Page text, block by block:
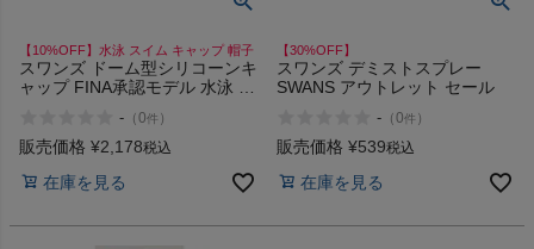
インフィット INFIT
サックス SAXX
【10%OFF】水泳 スイム キャップ 帽子
スワンズ ドーム型シリコーンキ
ャップ FINA承認モデル 水泳 ス
- （0件 ）
販売価格 ¥2,178税込
在庫を見る
【30%OFF】
スワンズ デミストスプレー
SWANS アウトレット セール
- （0件 ）
販売価格 ¥539税込
在庫を見る